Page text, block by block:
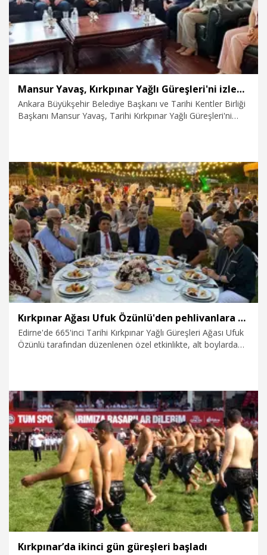
Mansur Yavaş, Kırkpınar Yağlı Güreşleri'ni izlemek için Edirne'ye geldi
Ankara Büyükşehir Belediye Başkanı ve Tarihi Kentler Birliği
Başkanı Mansur Yavaş, Tarihi Kırkpınar Yağlı Güreşleri'ni
5.07.2026 Gündem
Kırkpınar Ağası Ufuk Özünlü'den pehlivanlara destek gecesi
Edirne'de 665'inci Tarihi Kırkpınar Yağlı Güreşleri Ağası Ufuk
Özünlü tarafından düzenlenen özel etkinlikte, alt boylarda
4.07.2026 Spor
Kırkpınar’da ikinci gün güreşleri başladı